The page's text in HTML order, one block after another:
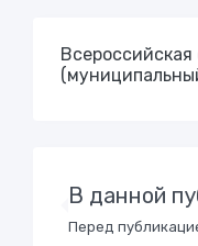
В данной
Перед